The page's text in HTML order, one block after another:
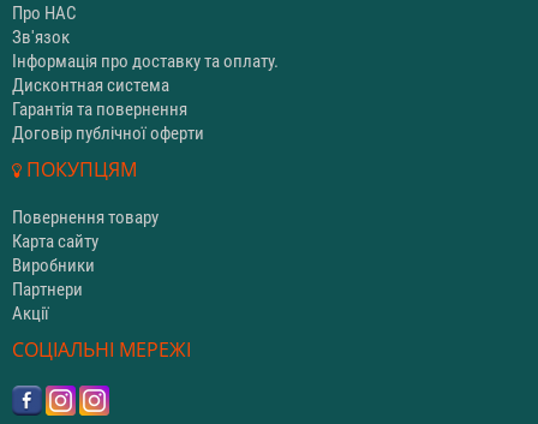
Про НАС
Зв'язок
Інформація про доставку та оплату.
Дисконтная система
Гарантія та повернення
Договір публічної оферти
ПОКУПЦЯМ
Повернення товару
Карта сайту
Виробники
Партнери
Акції
СОЦІАЛЬНІ МЕРЕЖІ